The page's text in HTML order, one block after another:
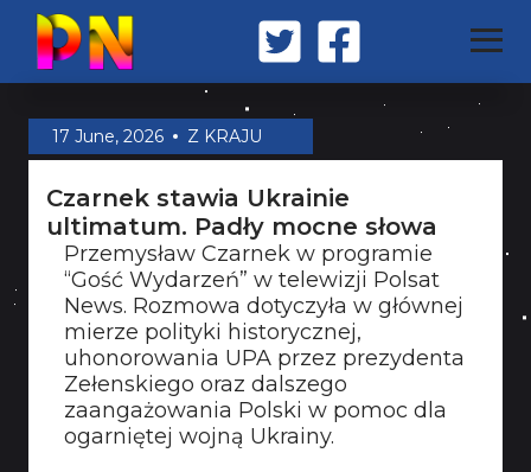
STRONA GŁÓWNA
Z KRAJU
ŚWIAT
MILITARIA
17 June, 2026 Z KRAJU
Czarnek stawia Ukrainie
ultimatum. Padły mocne słowa
Przemysław Czarnek w programie
“Gość Wydarzeń” w telewizji Polsat
News. Rozmowa dotyczyła w głównej
mierze polityki historycznej,
uhonorowania UPA przez prezydenta
Zełenskiego oraz dalszego
zaangażowania Polski w pomoc dla
ogarniętej wojną Ukrainy.